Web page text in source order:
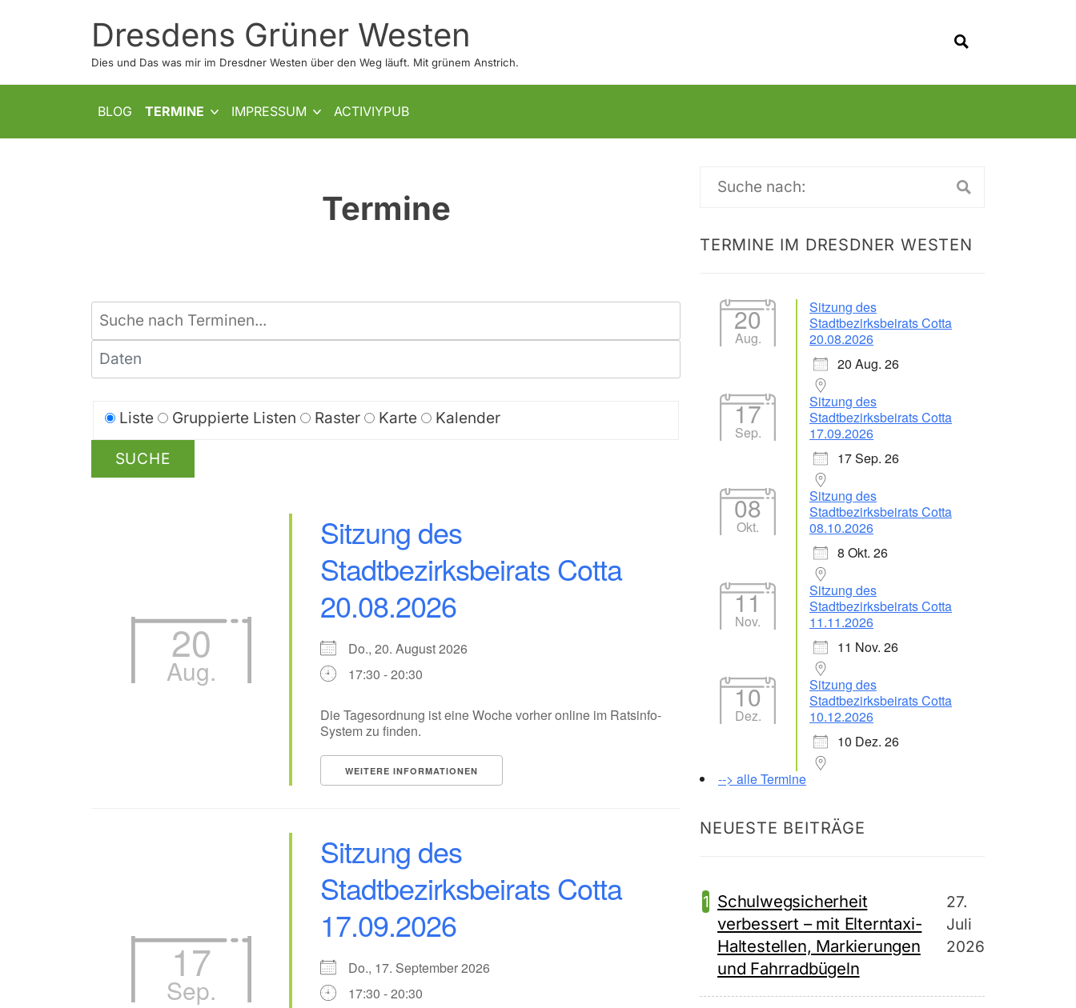
Dresdens Grüner Westen
Dies und Das was mir im Dresdner Westen über den Weg läuft. Mit grünem Anstrich.
SUCHEN
BLOG TERMINE SHOW SUB MENU
IMPRESSUM SHOW SUB MENU
ACTIVIYPUB
Termine
Suche
nach
Terminen...
Daten
Anzeigetyp für
Suchergebnisse
Liste Gruppierte Listen Raster Karte Kalender
SUCHE
20
Aug.
Sitzung des
Stadtbezirksbeirats Cotta
20.08.2026
Do., 20. August 2026
17:30 - 20:30
Die Tagesordnung ist eine Woche vorher online im Ratsinfo-
System zu finden.
WEITERE INFORMATIONEN
17
Sep.
Sitzung des
Stadtbezirksbeirats Cotta
17.09.2026
Do., 17. September 2026
17:30 - 20:30
Suche
TERMINE IM DRESDNER WESTEN
20
Aug.
Sitzung des
Stadtbezirksbeirats Cotta
20.08.2026
20 Aug. 26
17
Sep.
Sitzung des
Stadtbezirksbeirats Cotta
17.09.2026
17 Sep. 26
08
Okt.
Sitzung des
Stadtbezirksbeirats Cotta
08.10.2026
8 Okt. 26
11
Nov.
Sitzung des
Stadtbezirksbeirats Cotta
11.11.2026
11 Nov. 26
10
Dez.
Sitzung des
Stadtbezirksbeirats Cotta
10.12.2026
10 Dez. 26
--> alle Termine
NEUESTE BEITRÄGE
Schulwegsicherheit
verbessert – mit Elterntaxi-
Haltestellen, Markierungen
und Fahrradbügeln
27.
Juli
2026